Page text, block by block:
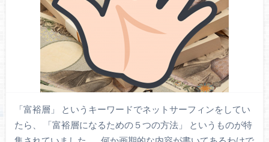
「富裕層」 というキーワードでネットサーフィンをしてい
たら、 「富裕層になるための５つの方法」 というものが特